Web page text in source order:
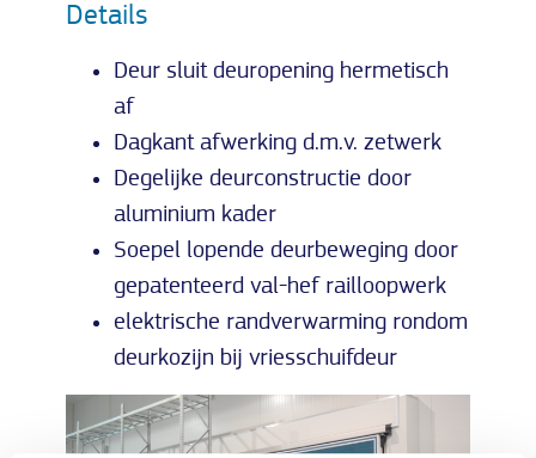
Details
Deur sluit deuropening hermetisch
af
Dagkant afwerking d.m.v. zetwerk
Degelijke deurconstructie door
aluminium kader
Soepel lopende deurbeweging door
gepatenteerd val-hef railloopwerk
elektrische randverwarming rondom
deurkozijn bij vriesschuifdeur